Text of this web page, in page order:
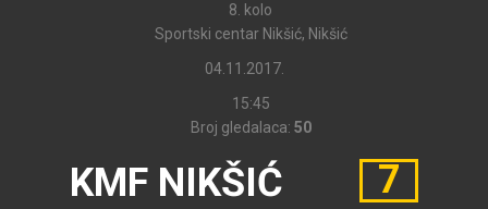
8. kolo
Sportski centar Nikšić, Nikšić
04.11.2017.
15:45
Broj gledalaca: 50
KMF NIKŠIĆ
7